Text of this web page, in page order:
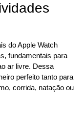
do Apple Watch
fundamentais para
ar livre. Dessa
perfeito tanto para
corrida, natação ou